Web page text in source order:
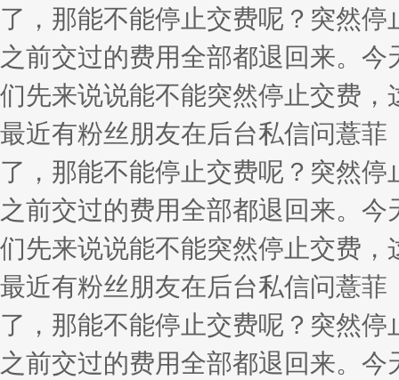
了，那能不能停止交费呢？突然
之前交过的费用全部都退回来。
们先来说说能不能突然停止交费
最近有粉丝朋友在后台私信问薏
了，那能不能停止交费呢？突然
之前交过的费用全部都退回来。
们先来说说能不能突然停止交费
最近有粉丝朋友在后台私信问薏
了，那能不能停止交费呢？突然
之前交过的费用全部都退回来。